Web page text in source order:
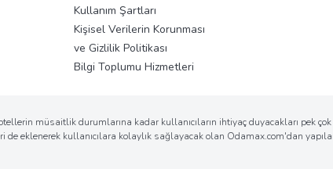
Kullanım Şartları
Kişisel Verilerin Korunması
ve Gizlilik Politikası
Bilgi Toplumu Hizmetleri
müsaitlik durumlarına kadar kullanıcıların ihtiyaç duyacakları pek
eklenerek kullanıcılara kolaylık sağlayacak olan Odamax.com'dan